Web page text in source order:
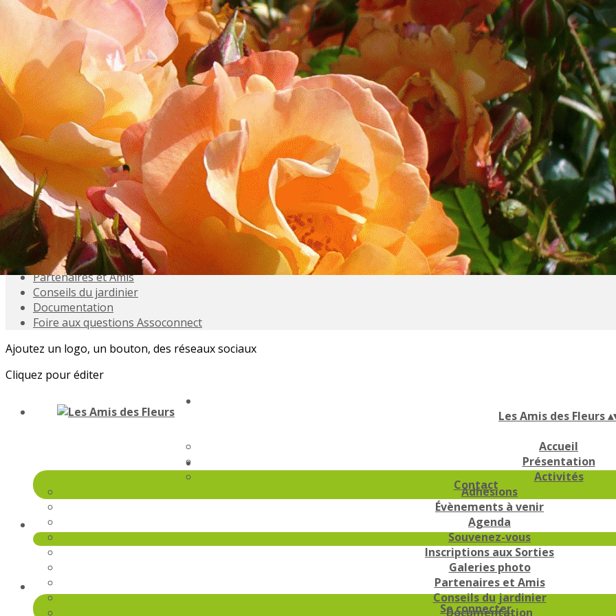
Exporter les lignes sélectionnées
Exporter toutes les colonnes
Exporter uniquement les colonnes affichées
Menu
<
>
Accueil
Présentation
Activités
Adhésions
Évènements à venir
Agenda
Souvenez-vous
Inscriptions aux Sorties
Galeries photo
Partenaires et Amis
Conseils du jardinier
Documentation
Foire aux questions Assoconnect
Ajoutez un logo, un bouton, des réseaux sociaux
Cliquez pour éditer
Les Amis des Fleurs▴
Accueil
Présentation
Activités
Adhésions
Évènements à venir
Agenda
Souvenez-vous
Inscriptions aux Sorties
Galeries photo
Partenaires et Amis
Conseils du jardinier
Documentation
Contact
Se connecter